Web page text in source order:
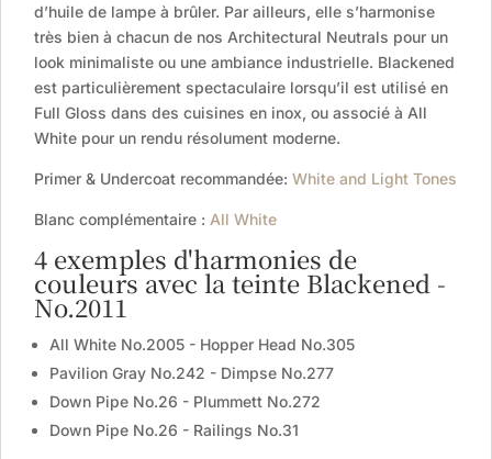
d’huile de lampe à brûler. Par ailleurs, elle s’harmonise
très bien à chacun de nos Architectural Neutrals pour un
look minimaliste ou une ambiance industrielle. Blackened
est particulièrement spectaculaire lorsqu’il est utilisé en
Full Gloss dans des cuisines en inox, ou associé à All
White pour un rendu résolument moderne.
Primer & Undercoat recommandée: White and Light Tones
Blanc complémentaire : All White
4 exemples d'harmonies de
couleurs avec la teinte Blackened -
No.2011
All White No.2005 - Hopper Head No.305
Pavilion Gray No.242 - Dimpse No.277
Down Pipe No.26 - Plummett No.272
Down Pipe No.26 - Railings No.31